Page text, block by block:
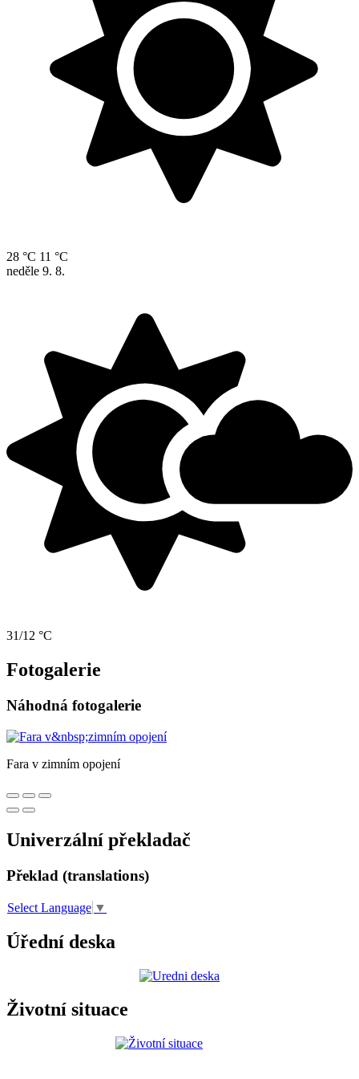
28 °C 11 °C
neděle 9. 8.
31/12 °C
Fotogalerie
Náhodná fotogalerie
Fara v zimním opojení
Univerzální překladač
Překlad (translations)
Select Language ▼
Úřední deska
Životní situace